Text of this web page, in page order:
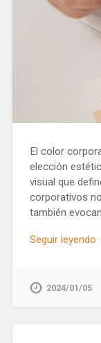
El color
elección
visual que
corporativos
también
Seguir leyendo
2024/01/05